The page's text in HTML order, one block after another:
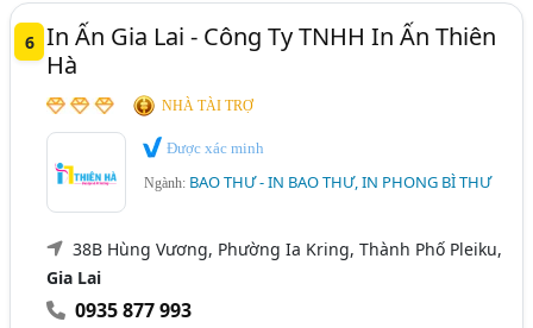
6 In Ấn Gia Lai - Công Ty TNHH In Ấn Thiên
Hà
NHÀ TÀI TRỢ
Được xác minh
Ngành: BAO THƯ - IN BAO THƯ, IN PHONG BÌ THƯ
38B Hùng Vương, Phường Ia Kring, Thành Phố Pleiku,
Gia Lai
0935 877 993